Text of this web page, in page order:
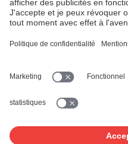
Un coup d’œil aux prestations
Portail clientsMon compte